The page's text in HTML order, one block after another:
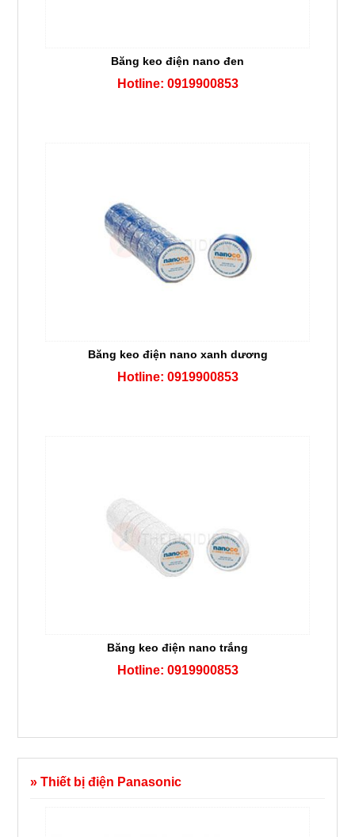
Băng keo điện nano đen
Hotline: 0919900853
Băng keo điện nano xanh dương
Hotline: 0919900853
Băng keo điện nano trắng
Hotline: 0919900853
» Thiết bị điện Panasonic